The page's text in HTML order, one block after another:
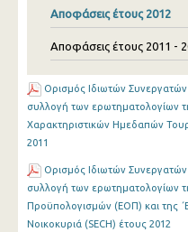
Αποφάσεις έτους 2012
Αποφάσεις έτους 2011 -
Ορισμός Ιδιωτών
συλλογή των ερωτηματολογίων
Χαρακτηριστικών Ημεδαπών
2011
Ορισμός Ιδιωτών
συλλογή των ερωτηματολογίων
Προϋπολογισμών (ΕΟΠ) και της
Νοικοκυριά (SECH) έτους 2012